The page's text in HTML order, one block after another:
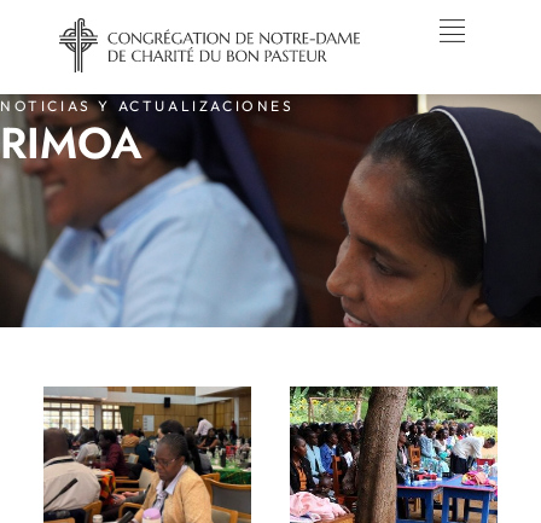
NOTICIAS Y ACTUALIZACIONES
RIMOA